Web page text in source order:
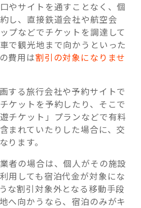
やサイトを通すことなく、個
し、直接鉄道会社や航空会
プなどでチケットを調達して
で観光地まで向かうといった
費用は割引の対象になりませ
する旅行会社や予約サイトで
ケットを予約したり、そこで
チケット」プランなどで有料
まれていたりした場合に、交
ります。
者の場合は、個人がその施設
用しても宿泊代金が対象にな
な割引対象外となる移動手段
へ向かうなら、宿泊のみがキ